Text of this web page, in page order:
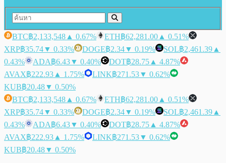
BTC฿2,133,548 ▲ 0.67% ETH฿62,281.00 ▲ 0.51%
XRP฿35.74▼ 0.33% DOGE฿2.34▼ 0.19% SOL฿2,461.39 ▲
0.43%
ADA฿6.43▼ 0.40% DOT฿28.75 ▲ 4.87%
AVAX฿222.93 ▲ 1.75% LINK฿271.53▼ 0.62%
KUB฿20.48▼ 0.50%
BTC฿2,133,548 ▲ 0.67% ETH฿62,281.00 ▲ 0.51%
XRP฿35.74▼ 0.33% DOGE฿2.34▼ 0.19% SOL฿2,461.39 ▲
0.43%
ADA฿6.43▼ 0.40% DOT฿28.75 ▲ 4.87%
AVAX฿222.93 ▲ 1.75% LINK฿271.53▼ 0.62%
KUB฿20.48▼ 0.50%